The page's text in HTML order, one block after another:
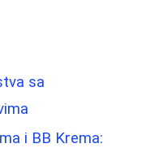
sa
i BB Krema: